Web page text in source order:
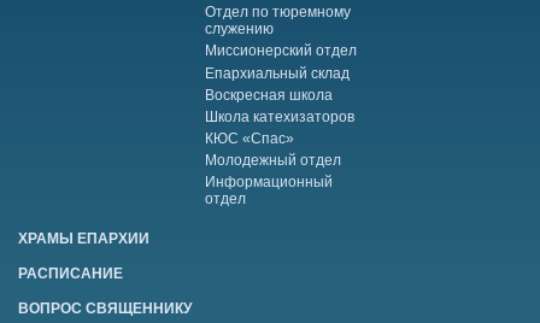
Отдел по тюремному
служению
Миссионерский отдел
Епархиальный склад
Воскресная школа
Школа катехизаторов
КЮС «Спас»
Молодежный отдел
Информационный
отдел
ХРАМЫ ЕПАРХИИ
РАСПИСАНИЕ
ВОПРОС СВЯЩЕННИКУ